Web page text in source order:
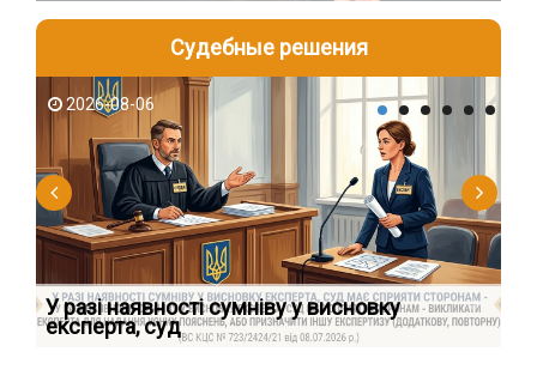
Судебные решения
2026-08-06
У разі наявності сумніву у висновку
експерта, суд